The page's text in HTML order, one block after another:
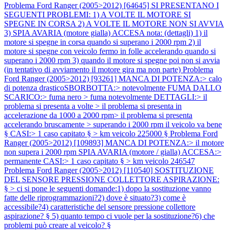
Problema Ford Ranger (2005>2012) [64645] SI PRESENTANO I
SEGUENTI PROBLEMI: 1) A VOLTE IL MOTORE SI
SPEGNE IN CORSA 2) A VOLTE IL MOTORE NON SI AVVIA
3) SPIA AVARIA (motore gialla) ACCESA nota: (dettagli) 1) il
motore si spegne in corsa quando si superano i 2000 rpm 2) il
motore si spegne con veicolo fermo in folle accelerando quando si
superano i 2000 rpm 3) quando il motore si spegne poi non si avvia
(in tentativo di avviamento il motore gira ma non parte) Problema
Ford Ranger (2005>2012) [93261] MANCA DI POTENZA:> calo
di potenza drasticoSBORBOTTA:> notevolmente FUMA DALLO
SCARICO:> fuma nero > fuma notevolmente DETTAGLI:> il
problema si presenta a volte > il problema si presenta in
accelerazione da 1000 a 2000 rpm> il problema si presenta
accelerando bruscamente > superando i 2000 rpm il veicolo va bene
§ CASI:> 1 caso capitato § > km veicolo 225000 § Problema Ford
Ranger (2005>2012) [109893] MANCA DI POTENZA:> il motore
non supera i 2000 rpm SPIA AVARIA (motore / gialla) ACCESA:>
permanente CASI:> 1 caso capitato § > km veicolo 246547
Problema Ford Ranger (2005>2012) [110540] SOSTITUZIONE
DEL SENSORE PRESSIONE COLLETTORE ASPIRAZIONE:
§ > ci si pone le seguenti domande:1) dopo la sostituzione vanno
fatte delle riprogrammazioni?2) dove è situato?3) come è
accessibile?4) caratteristiche del sensore pressione collettore
aspirazione? § 5) quanto tempo ci vuole per la sostituzione?6) che
problemi può creare al veicolo? §